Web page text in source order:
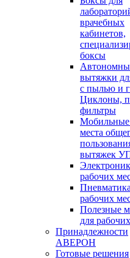
врачебных
кабинетов,
боксы
вытяжки
с пылью и
Циклоны,
фильтры
Мобильные
места
вытяжек
рабочих
рабочих
Полезные
для
Принадлежности
АВЕРОН
Готовые решения